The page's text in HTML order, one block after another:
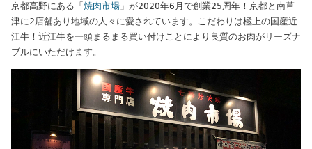
京都高野にある「 焼肉市場 」が2020年6月で創業25周年！京都と南草
津に2店舗あり地域の人々に愛されています。こだわりは極上の国産近
江牛！近江牛を一頭まるまる買い付けことにより良質のお肉がリーズナ
ブルにいただけます。